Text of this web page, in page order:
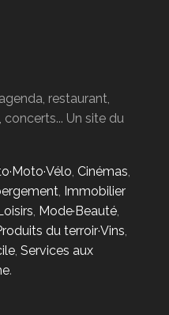
restaurant,
Un site du
, Cinémas,
, Immobilier
, Mode·Beauté,
du terroir·Vins,
, Services aux
.